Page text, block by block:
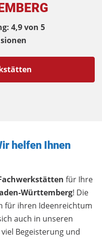
4,9 von 5
helfen Ihnen
für Ihre
Württemberg! Die
für ihren Ideenreichtum
auch in unseren
Begeisterung und